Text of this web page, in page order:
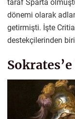
taraf Sparta
dönemi olarak
getirmişti. İşte
destekçilerinden